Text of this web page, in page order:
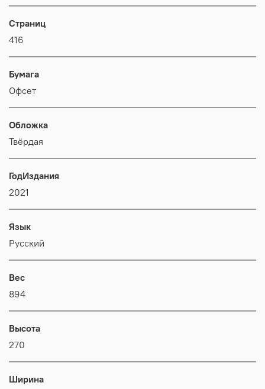
Страниц
416
Бумага
Офсет
Обложка
Твёрдая
ГодИздания
2021
Язык
Русский
Вес
894
Высота
270
Ширина